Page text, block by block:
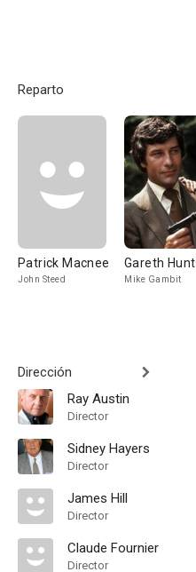
Reparto
Patrick Macnee
John Steed
Gareth Hunt
Mike Gambit
Dirección
Ray Austin
Director
Sidney Hayers
Director
James Hill
Director
Claude Fournier
Director